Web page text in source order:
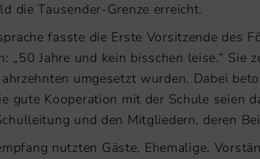
die Tausender-Grenze erreicht.
fasste die Erste Vorsitzende des
„50 Jahre und kein bisschen leise.“
umgesetzt wurden. Dabei
gute Kooperation mit der Schule seien
und den Mitgliedern, deren
nutzten Gäste, Ehemalige,